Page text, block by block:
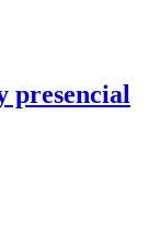
presencial